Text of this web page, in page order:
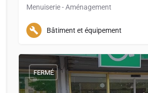
Menuiserie - Aménagement
1 Rue Ferdinand de Lesseps
Bâtiment et équipement
FERMÉ